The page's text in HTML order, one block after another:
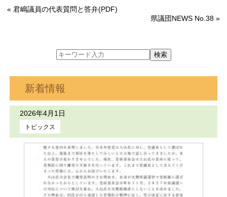
« 君嶋議員の代表質問と答弁(PDF)
県議団NEWS No.38 »
新着情報
2026年4月1日
トピックス